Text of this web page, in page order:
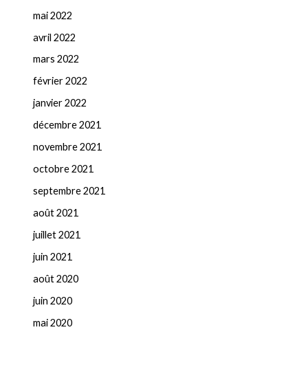
mai 2022
avril 2022
mars 2022
février 2022
janvier 2022
décembre 2021
novembre 2021
octobre 2021
septembre 2021
août 2021
juillet 2021
juin 2021
août 2020
juin 2020
mai 2020